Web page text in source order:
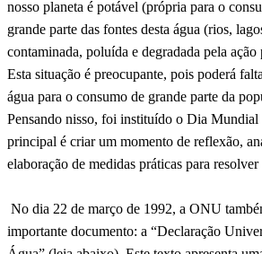
nosso planeta é potável (própria para o
grande parte das fontes desta água (rios,
contaminada, poluída e degradada pela
Esta situação é preocupante, pois poderá
água para o consumo de grande parte da
Pensando nisso, foi instituído o Dia
principal é criar um momento de reflexão,
elaboração de medidas práticas para
No dia 22 de março de 1992, a ONU
importante documento: a “Declaração